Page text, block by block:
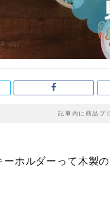
記事内に商品プ
ーホルダーって木製